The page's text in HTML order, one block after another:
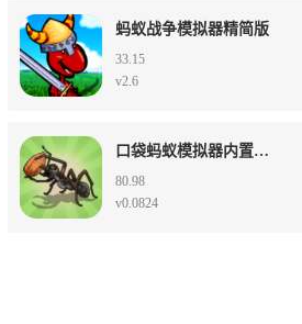
蚂蚁战争模拟器精简版
33.15
v2.6
口袋蚂蚁模拟器内置修改器版
80.98
v0.0824